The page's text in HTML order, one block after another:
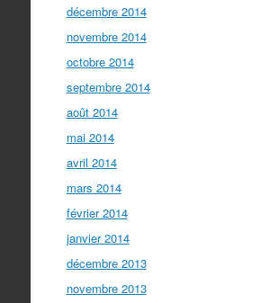
décembre 2014
novembre 2014
octobre 2014
septembre 2014
août 2014
mai 2014
avril 2014
mars 2014
février 2014
janvier 2014
décembre 2013
novembre 2013